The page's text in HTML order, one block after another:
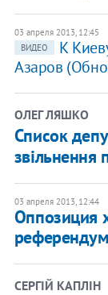
03 апреля 2013, 12:45
ВИДЕО
К
Азаров
ОЛЕГ ЛЯШКО
Список
звільнення
03 апреля 2013, 12:44
Оппозиция
СЕРГІЙ КАПЛІН